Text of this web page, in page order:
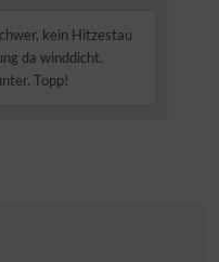
kein Hitzestau
da winddicht.
Topp!